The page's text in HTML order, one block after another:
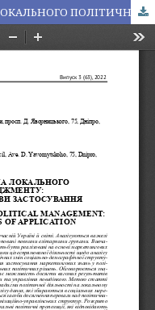
МАРКЕТИНГОВА ПАРАДИГМА ЛОКАЛЬНОГО ПОЛІТИЧНОГО МЕНЕДЖМЕНТУ: ОСОБЛИВОСТІ ТА ПЕРСПЕКТИВИ ЗАСТОСУВАННЯ